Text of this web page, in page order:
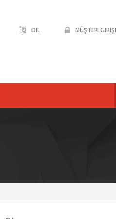
DIL MÜŞTERI GIRIŞI